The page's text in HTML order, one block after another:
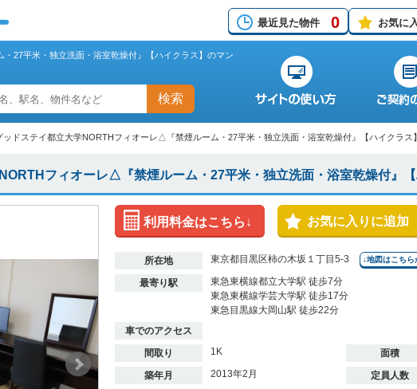
最近見た物件 0 お気に
27平米・独立洗面・浴室乾燥付』【ハイクラス】のマン
検索
ッドステイ都立大学NORTHフィオーレ△『禁煙ルーム・27平米・独立洗面・浴室乾燥付』【ハイクラス】
フィオーレ△『禁煙ルーム・27平米・独立洗面・浴室乾燥付』
利用料金はこちら↓ お気に入りに追加
所在地 東京都目黒区柿の木坂１丁目5-3 ↓地図はこちら
最寄り駅
東急東横線都立大学駅 徒歩7分
東急東横線学芸大学駅 徒歩17分
東急目黒線大岡山駅 徒歩22分
車でのアクセス
間取り
1K 面積
築年月 2013年2月 定員人数